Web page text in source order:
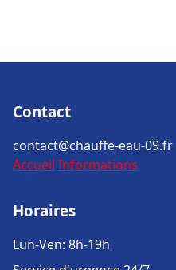
Contact
contact@chauffe-eau-09.fr
Accueil Informations
Horaires
Lun-Ven: 8h-19h